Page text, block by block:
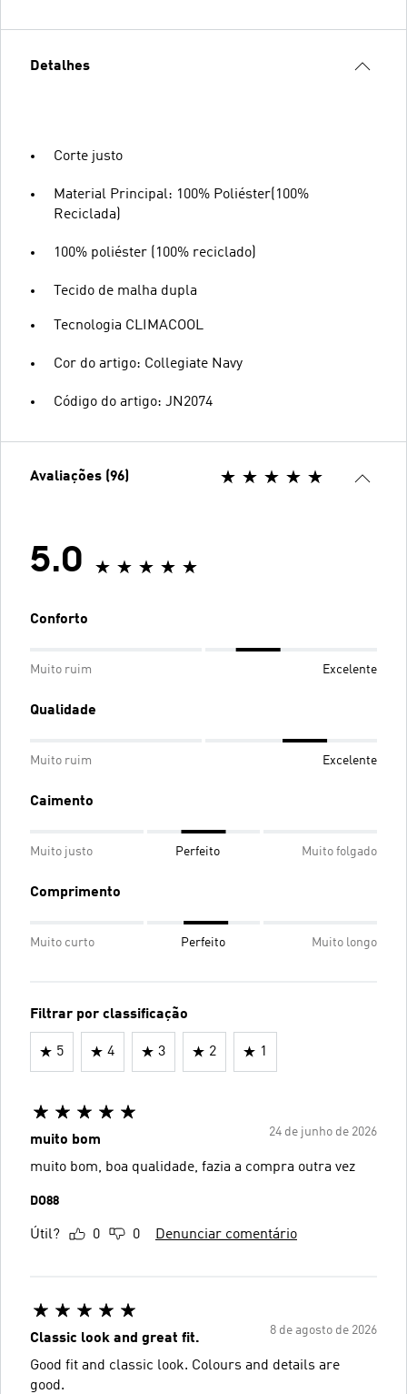
Detalhes
Corte justo
Material Principal: 100% Poliéster(100%
Reciclada)
100% poliéster (100% reciclado)
Tecido de malha dupla
Tecnologia CLIMACOOL
Cor do artigo: Collegiate Navy
Código do artigo: JN2074
Avaliações (96)
5.0
Conforto
Muito ruim Excelente
Qualidade
Muito ruim Excelente
Caimento
Muito justo Perfeito Muito folgado
Comprimento
Muito curto Perfeito Muito longo
Filtrar por classificação
5 4 3 2 1
24 de junho de 2026
muito bom
muito bom, boa qualidade, fazia a compra outra vez
DO88
Útil? 0 0 Denunciar comentário
8 de agosto de 2026
Classic look and great fit.
Good fit and classic look. Colours and details are
good.